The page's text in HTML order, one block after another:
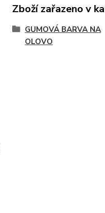
Zboží zařazeno v
GUMOVÁ BARVA NA
OLOVO